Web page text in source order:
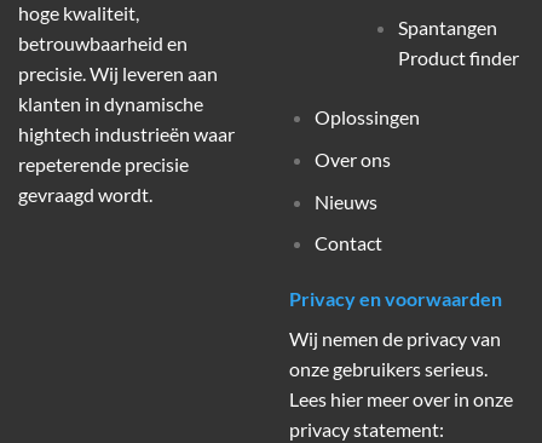
hoge kwaliteit,
betrouwbaarheid en
precisie. Wij leveren aan
klanten in dynamische
hightech industrieën waar
repeterende precisie
gevraagd wordt.
Spantangen
Product finder
Oplossingen
Over ons
Nieuws
Contact
Privacy en voorwaarden
Wij nemen de privacy van
onze gebruikers serieus.
Lees hier meer over in onze
privacy statement: